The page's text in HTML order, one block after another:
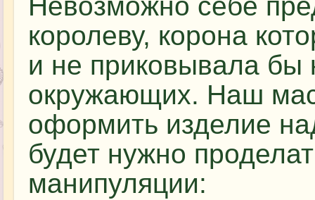
королеву, корона
и не приковывала бы
окружающих. Наш
оформить изделие
будет нужно
манипуляции: